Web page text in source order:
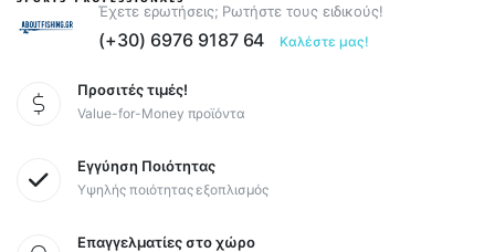
Έχετε ερωτήσεις; Ρωτήστε τους ειδικούς!
(+30) 6976 9187 64 Καλέστε μας!
Προσιτές τιμές!
Value-for-Money προϊόντα
Εγγύηση Ποιότητας
Υψηλής ποιότητας εξοπλισμός
Επαγγελματίες στο χώρο